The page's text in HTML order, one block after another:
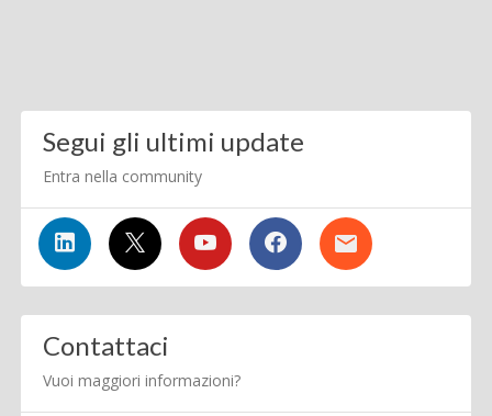
Segui gli ultimi update
Entra nella community
Contattaci
Vuoi maggiori informazioni?